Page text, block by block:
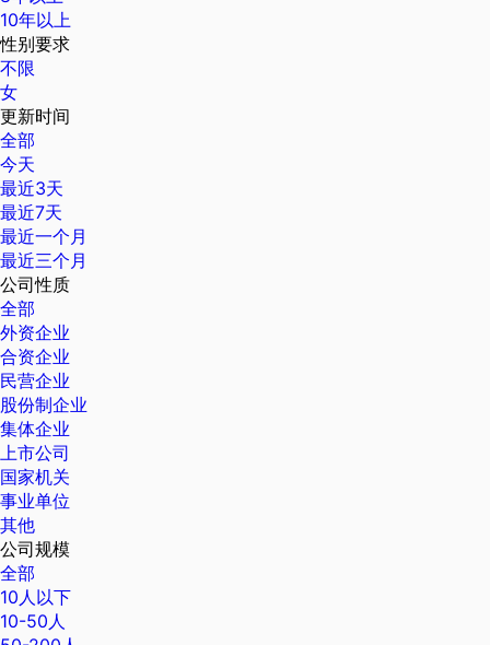
10年以上
性别要求
不限
女
更新时间
全部
今天
最近3天
最近7天
最近一个月
最近三个月
公司性质
全部
外资企业
合资企业
民营企业
股份制企业
集体企业
上市公司
国家机关
事业单位
其他
公司规模
全部
10人以下
10-50人